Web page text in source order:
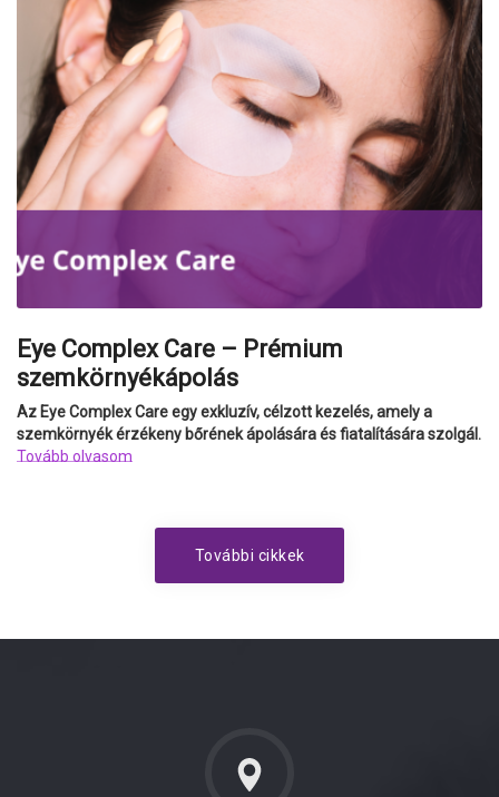
Eye Complex Care – Prémium
szemkörnyékápolás
Az Eye Complex Care egy exkluzív, célzott kezelés, amely a
szemkörnyék érzékeny bőrének ápolására és fiatalítására szolgál.
Tovább olvasom
További cikkek